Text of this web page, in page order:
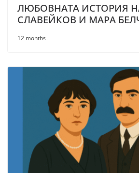
ЛЮБОВНАТА ИСТОРИЯ
СЛАВЕЙКОВ И МАРА
12 months